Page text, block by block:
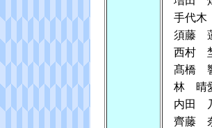
手代
須藤
西村
髙橋
林 晴
内田
齊藤